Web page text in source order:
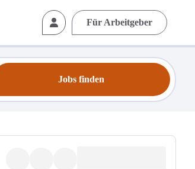
Für Arbeitgeber
Jobs finden